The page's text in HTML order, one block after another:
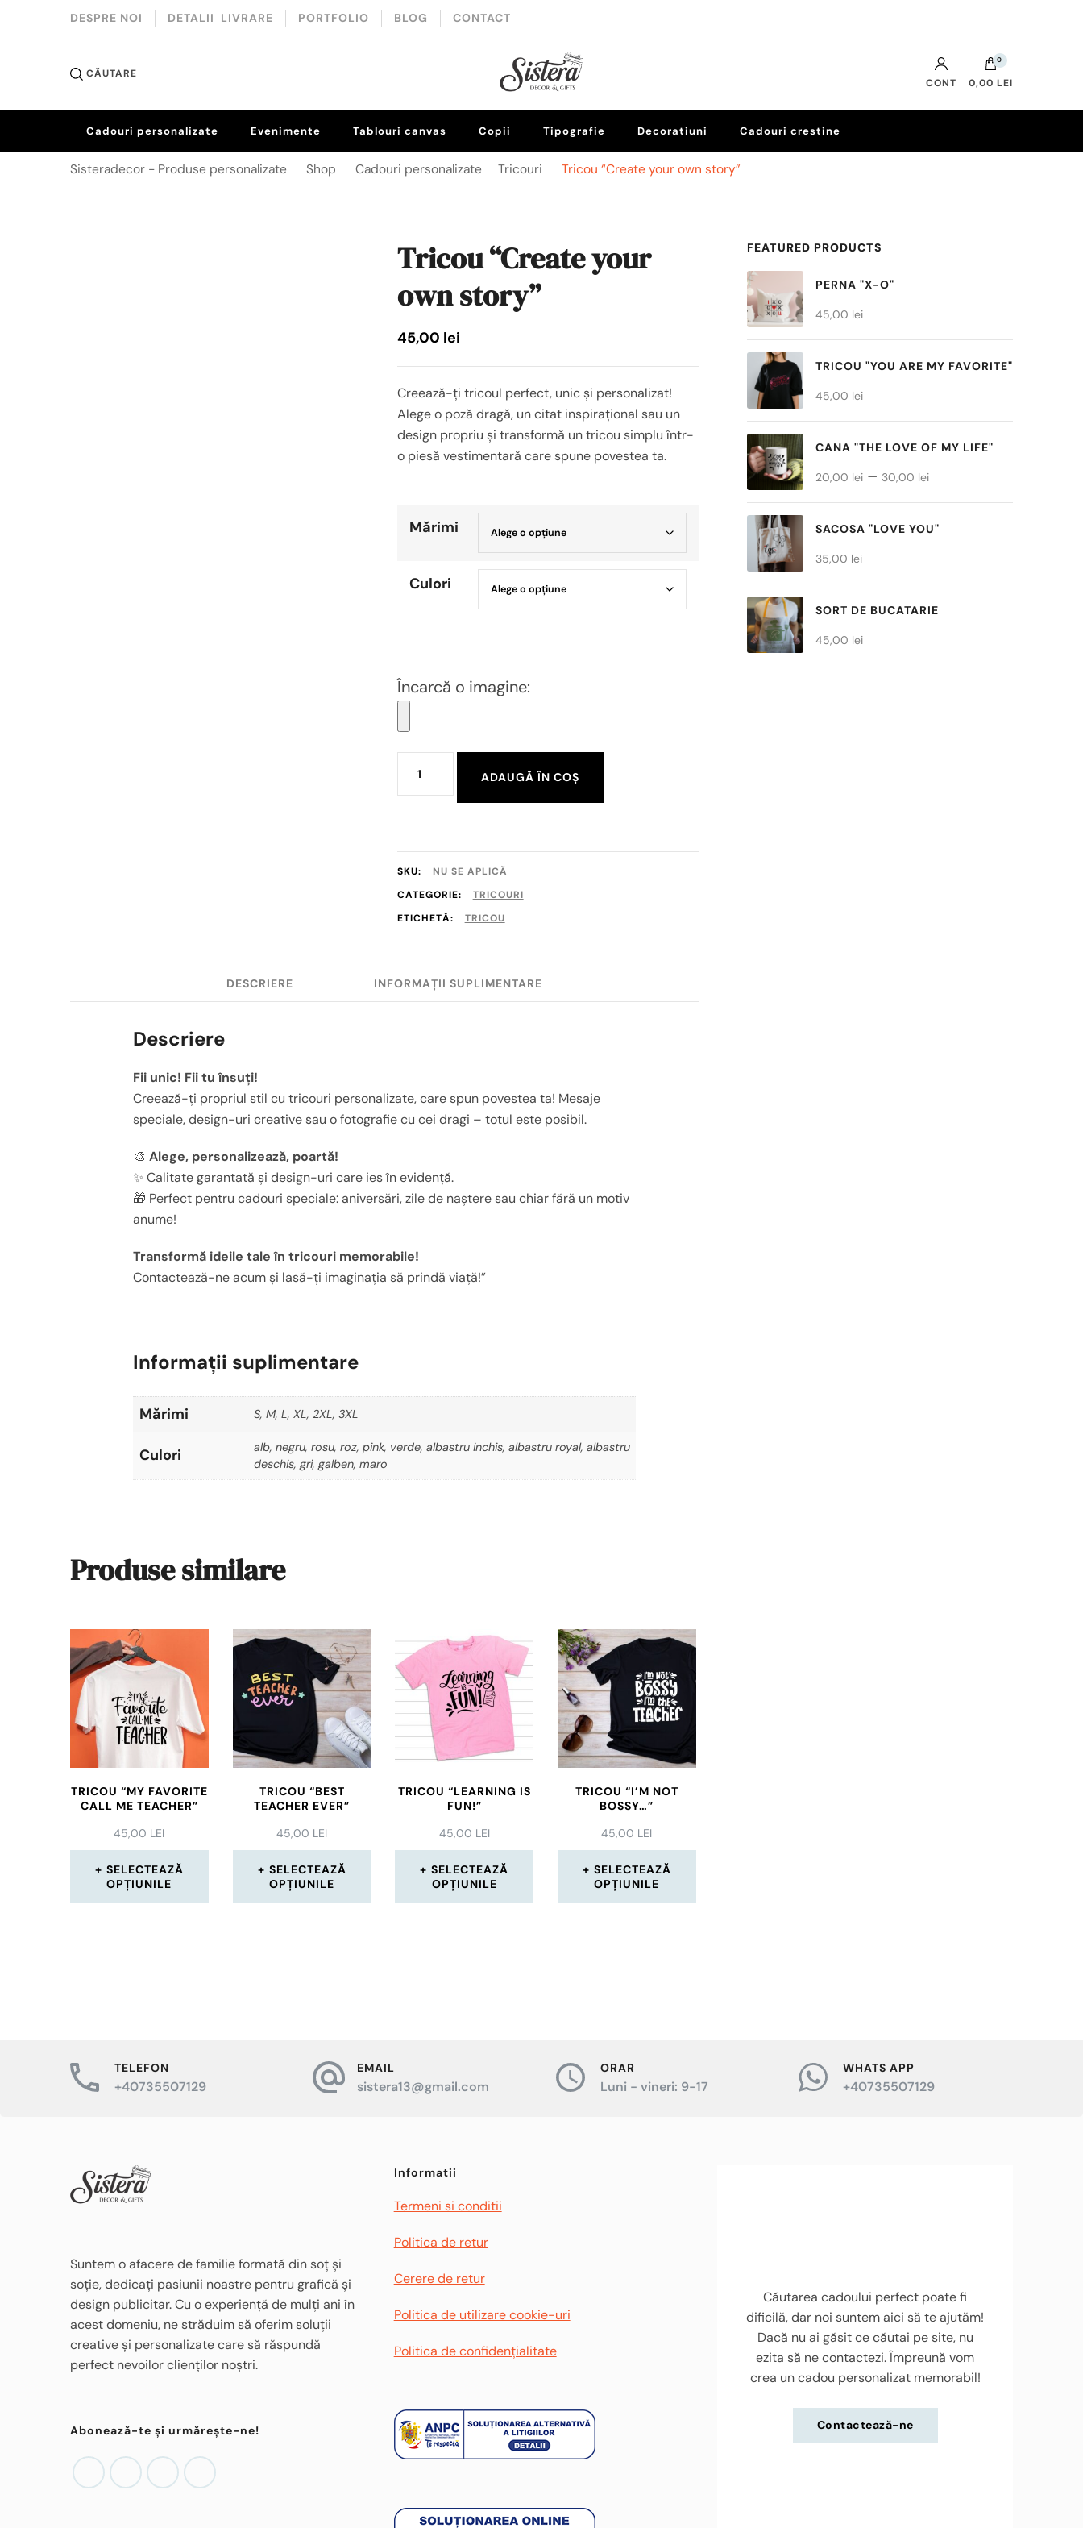
DESPRE NOI DETALII LIVRARE PORTFOLIO BLOG CONTACT
CĂUTARE
CONT
0
0,00 LEI
Cadouri personalizate Evenimente Tablouri canvas Copii Tipografie Decoratiuni Cadouri crestine
Sisteradecor - Produse personalizate Shop Cadouri personalizate Tricouri Tricou “Create your own story”
Tricou “Create your
own story”
45,00 lei
Creează-ți tricoul perfect, unic și personalizat!
Alege o poză dragă, un citat inspirațional sau un
design propriu și transformă un tricou simplu într-
o piesă vestimentară care spune povestea ta.
Mărimi
Culori
Încarcă o imagine:
Tricou
own
story"
ADAUGĂ ÎN COȘ
SKU:
NU SE APLICĂ
CATEGORIE:
TRICOURI
ETICHETĂ:
TRICOU
DESCRIERE INFORMAȚII SUPLIMENTARE
Descriere
Fii unic! Fii tu însuți!
Creează-ți propriul stil cu tricouri personalizate, care spun povestea ta! Mesaje
speciale, design-uri creative sau o fotografie cu cei dragi – totul este posibil.
🎨 Alege, personalizează, poartă!
✨ Calitate garantată și design-uri care ies în evidență.
🎁 Perfect pentru cadouri speciale: aniversări, zile de naștere sau chiar fără un motiv
anume!
Transformă ideile tale în tricouri memorabile!
Contactează-ne acum și lasă-ți imaginația să prindă viață!”
Informații suplimentare
Mărimi S, M, L, XL, 2XL, 3XL
Culori
alb, negru, rosu, roz, pink, verde, albastru inchis, albastru royal, albastru
deschis, gri, galben, maro
Produse similare
TRICOU “MY FAVORITE
CALL ME TEACHER”
45,00 LEI
SELECTEAZĂ
OPȚIUNILE
Opțiunile
în
pagina
TRICOU “BEST
TEACHER EVER”
45,00 LEI
SELECTEAZĂ
OPȚIUNILE
Opțiunile
TRICOU “LEARNING IS
FUN!”
45,00 LEI
SELECTEAZĂ
OPȚIUNILE
pagina
produsului.
TRICOU “I’M NOT
BOSSY…”
45,00 LEI
SELECTEAZĂ
OPȚIUNILE
Opțiunile
FEATURED PRODUCTS
PERNA "X-O"
45,00 lei
TRICOU "YOU ARE MY FAVORITE"
45,00 lei
CANA "THE LOVE OF MY LIFE"
20,00 lei – 30,00 leiInterval
de
prețuri:
30,00 lei
SACOSA "LOVE YOU"
35,00 lei
SORT DE BUCATARIE
45,00 lei
TELEFON
+40735507129
EMAIL
sistera13@gmail.com
ORAR
Luni - vineri: 9-17
WHATS APP
+40735507129
Suntem o afacere de familie formată din soț și
soție, dedicați pasiunii noastre pentru grafică și
design publicitar. Cu o experiență de mulți ani în
acest domeniu, ne străduim să oferim soluții
creative și personalizate care să răspundă
perfect nevoilor clienților noștri.
Abonează-te și urmărește-ne!
Informatii
Termeni si conditii
Politica de retur
Cerere de retur
Politica de utilizare cookie-uri
Politica de confidențialitate
Căutarea cadoului perfect poate fi
dificilă, dar noi suntem aici să te ajutăm!
Dacă nu ai găsit ce căutai pe site, nu
ezita să ne contactezi. Împreună vom
crea un cadou personalizat memorabil!
Contactează-ne